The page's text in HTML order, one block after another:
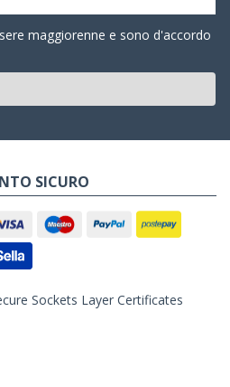
maggiorenne e sono d'accordo
SICURO
Sockets Layer Certificates